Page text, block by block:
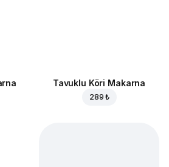
Tavuklu Köri Makarna
289 ₺